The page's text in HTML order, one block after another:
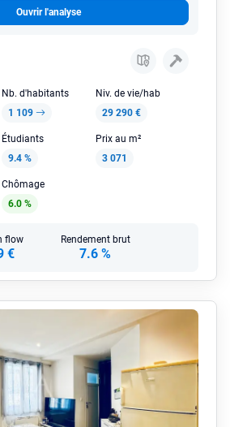
Ouvrir l'analyse
Nb. d'habitants
1 109
Niv. de vie/hab
29 290 €
Étudiants
9.4 %
Prix au m²
3 071
Chômage
6.0 %
flow
€
Rendement brut
7.6 %